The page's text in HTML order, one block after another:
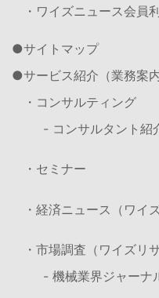
・ワイズニュース会員
サイトマップ
サービス紹介（業務案内
・コンサルティング
- コンサルタント紹
・セミナー
・経済ニュース（ワイ
・市場調査（ワイズリ
- 機械業界ジャーナ